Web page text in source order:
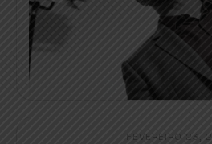
FEVEREIRO 23,